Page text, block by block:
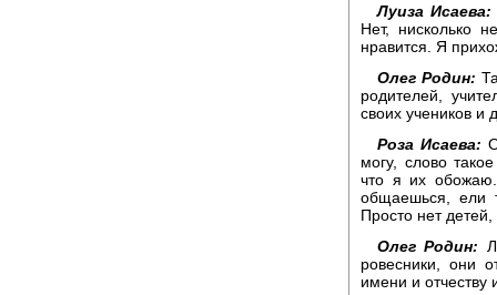
Луиза Исаева:
Нет, нисколько
нравится. Я
Олег Родин:
родителей,
своих учеников и
Роза Исаева:
могу, слово
что я их
общаешься, ели
Просто нет
Олег Родин:
ровесники, они
имени и отчеству